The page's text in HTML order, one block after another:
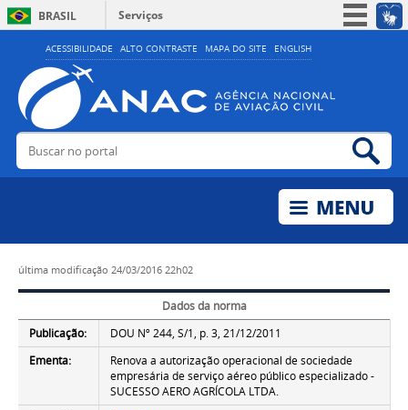
ACESSIBILIDADE ALTO CONTRASTE MAPA DO SITE ENGLISH
BRASIL
Serviços
Simplifique!
Acesso à informação
Legislação
Buscar no portal
última modificação 24/03/2016 22h02
Dados da norma
Publicação:
DOU Nº 244, S/1, p. 3, 21/12/2011
Ementa:
Renova a autorização operacional de sociedade
empresária de serviço aéreo público especializado -
SUCESSO AERO AGRÍCOLA LTDA.